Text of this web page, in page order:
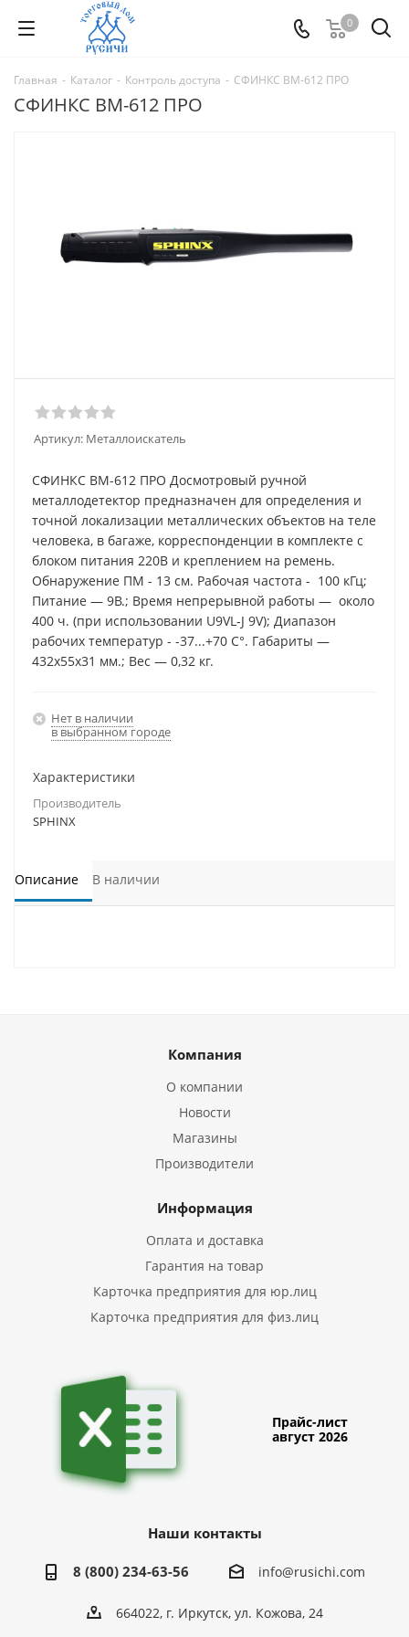
0
Главная - Каталог - Контроль доступа - СФИНКС ВМ-612 ПРО
СФИНКС ВМ-612 ПРО
Артикул: Металлоискатель
СФИНКС ВМ-612 ПРО Досмотровый ручной
металлодетектор предназначен для определения и
точной локализации металлических объектов на теле
человека, в багаже, корреспонденции в комплекте с
блоком питания 220В и креплением на ремень.
Обнаружение ПМ - 13 см. Рабочая частота - 100 кГц;
Питание — 9В.; Время непрерывной работы — около
400 ч. (при использовании U9VL-J 9V); Диапазон
рабочих температур - -37...+70 С°. Габариты —
432х55х31 мм.; Вес — 0,32 кг.
Нет в наличии
в выбранном городе
Характеристики
Производитель
SPHINX
Описание В наличии
Компания
О компании
Новости
Магазины
Производители
Информация
Оплата и доставка
Гарантия на товар
Карточка предприятия для юр.лиц
Карточка предприятия для физ.лиц
Прайс-лист
август 2026
Наши контакты
8 (800) 234-63-56 info@rusichi.com
664022, г. Иркутск, ул. Кожова, 24